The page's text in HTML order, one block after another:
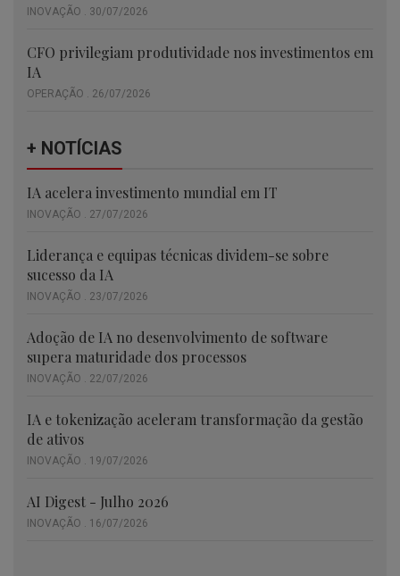
INOVAÇÃO . 30/07/2026
CFO privilegiam produtividade nos investimentos em
IA
OPERAÇÃO . 26/07/2026
+ NOTÍCIAS
IA acelera investimento mundial em IT
INOVAÇÃO . 27/07/2026
Liderança e equipas técnicas dividem-se sobre
sucesso da IA
INOVAÇÃO . 23/07/2026
Adoção de IA no desenvolvimento de software
supera maturidade dos processos
INOVAÇÃO . 22/07/2026
IA e tokenização aceleram transformação da gestão
de ativos
INOVAÇÃO . 19/07/2026
AI Digest - Julho 2026
INOVAÇÃO . 16/07/2026